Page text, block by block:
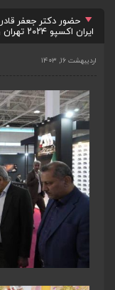
حضور دکتر جعفر
ایران اکسپو ۲۰۲۴ تهران و …
اردیبهشت ۱۶, ۱۴۰۳